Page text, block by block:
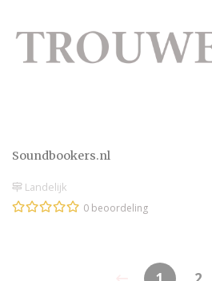
Soundbookers.nl
Landelijk
0 beoordeling